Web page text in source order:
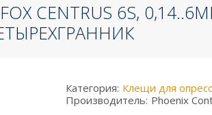
CENTRUS 6S,
Категория: Клещи для
Производитель: Phoenix